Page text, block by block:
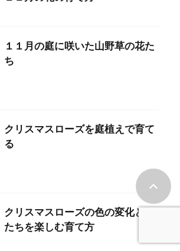
１１月の庭に咲いた山野草の花た
ち
クリスマスローズを庭植えで育て
る
クリスマスローズの色の変化とか
たちを楽しむ育て方